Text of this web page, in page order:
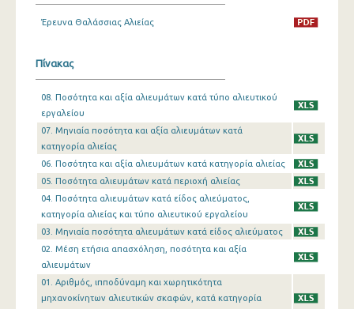
Έρευνα Θαλάσσιας Αλιείας
Πίνακας
08. Ποσότητα και αξία αλιευμάτων κατά τύπο αλιευτικού
εργαλείου
07. Μηνιαία ποσότητα και αξία αλιευμάτων κατά
κατηγορία αλιείας
06. Ποσότητα και αξία αλιευμάτων κατά κατηγορία αλιείας
05. Ποσότητα αλιευμάτων κατά περιοχή αλιείας
04. Ποσότητα αλιευμάτων κατά είδος αλιεύματος,
κατηγορία αλιείας και τύπο αλιευτικού εργαλείου
03. Μηνιαία ποσότητα αλιευμάτων κατά είδος αλιεύματος
02. Μέση ετήσια απασχόληση, ποσότητα και αξία
αλιευμάτων
01. Αριθμός, ιπποδύναμη και χωρητικότητα
μηχανοκίνητων αλιευτικών σκαφών, κατά κατηγορία